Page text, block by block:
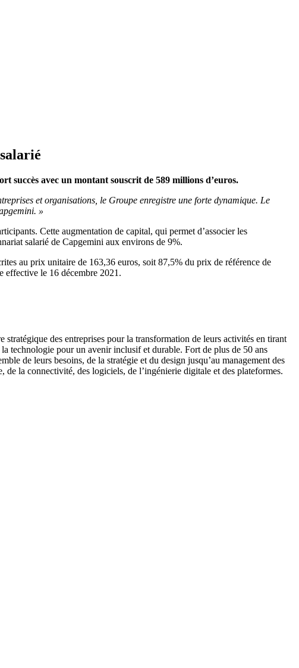
succès avec un montant souscrit de 589 millions d’euros.
et organisations, le Groupe enregistre une forte dynamique. Le
»
Cette augmentation de capital, qui permet d’associer les
salarié de Capgemini aux environs de 9%.
au prix unitaire de 163,36 euros, soit 87,5% du prix de référence de
effective le 16 décembre 2021.
des entreprises pour la transformation de leurs activités en tirant
technologie pour un avenir inclusif et durable. Fort de plus de 50 ans
de leurs besoins, de la stratégie et du design jusqu’au management des
la connectivité, des logiciels, de l’ingénierie digitale et des plateformes.